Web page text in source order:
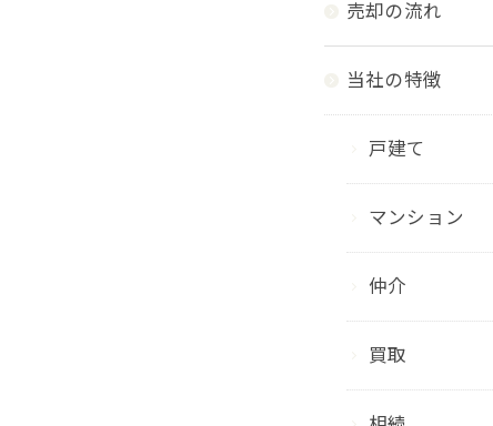
売却の流れ
当社の特徴
戸建て
マンション
仲介
買取